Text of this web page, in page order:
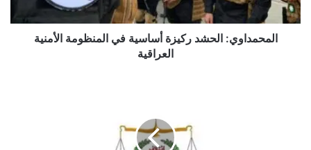
العراقية
المحمداوي: الحشد ركيزة أساسية في المنظومة الأمنية
العراقية